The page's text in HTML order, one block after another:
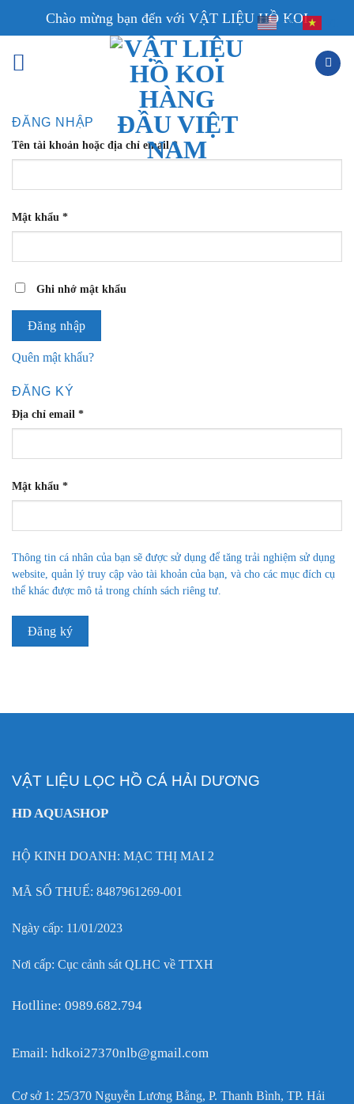
Chào mừng bạn đến với VẬT LIỆU HỒ KOI
ĐĂNG NHẬP
Tên tài khoản hoặc địa chỉ email*
Mật khẩu *
Ghi nhớ mật khẩu
Đăng nhập
Quên mật khẩu?
ĐĂNG KÝ
Địa chỉ email *
Mật khẩu *
Thông tin cá nhân của bạn sẽ được sử dụng để tăng trải nghiệm sử dụng
website, quản lý truy cập vào tài khoản của bạn, và cho các mục đích cụ
thể khác được mô tả trong chính sách riêng tư.
Đăng ký
VẬT LIỆU LỌC HỒ CÁ HẢI DƯƠNG
HD AQUASHOP
HỘ KINH DOANH: MẠC THỊ MAI 2
MÃ SỐ THUẾ: 8487961269-001
Ngày cấp: 11/01/2023
Nơi cấp: Cục cảnh sát QLHC về TTXH
Hotlline: 0989.682.794
Email: hdkoi27370nlb@gmail.com
Cơ sở 1: 25/370 Nguyễn Lương Bằng, P. Thanh Bình, TP. Hải
EN